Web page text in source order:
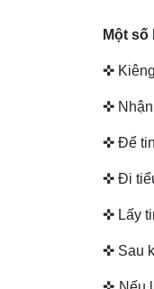
Một
✜
✜ Nhận
✜ Để
✜ Đi
✜ Lấy
✜ Sau